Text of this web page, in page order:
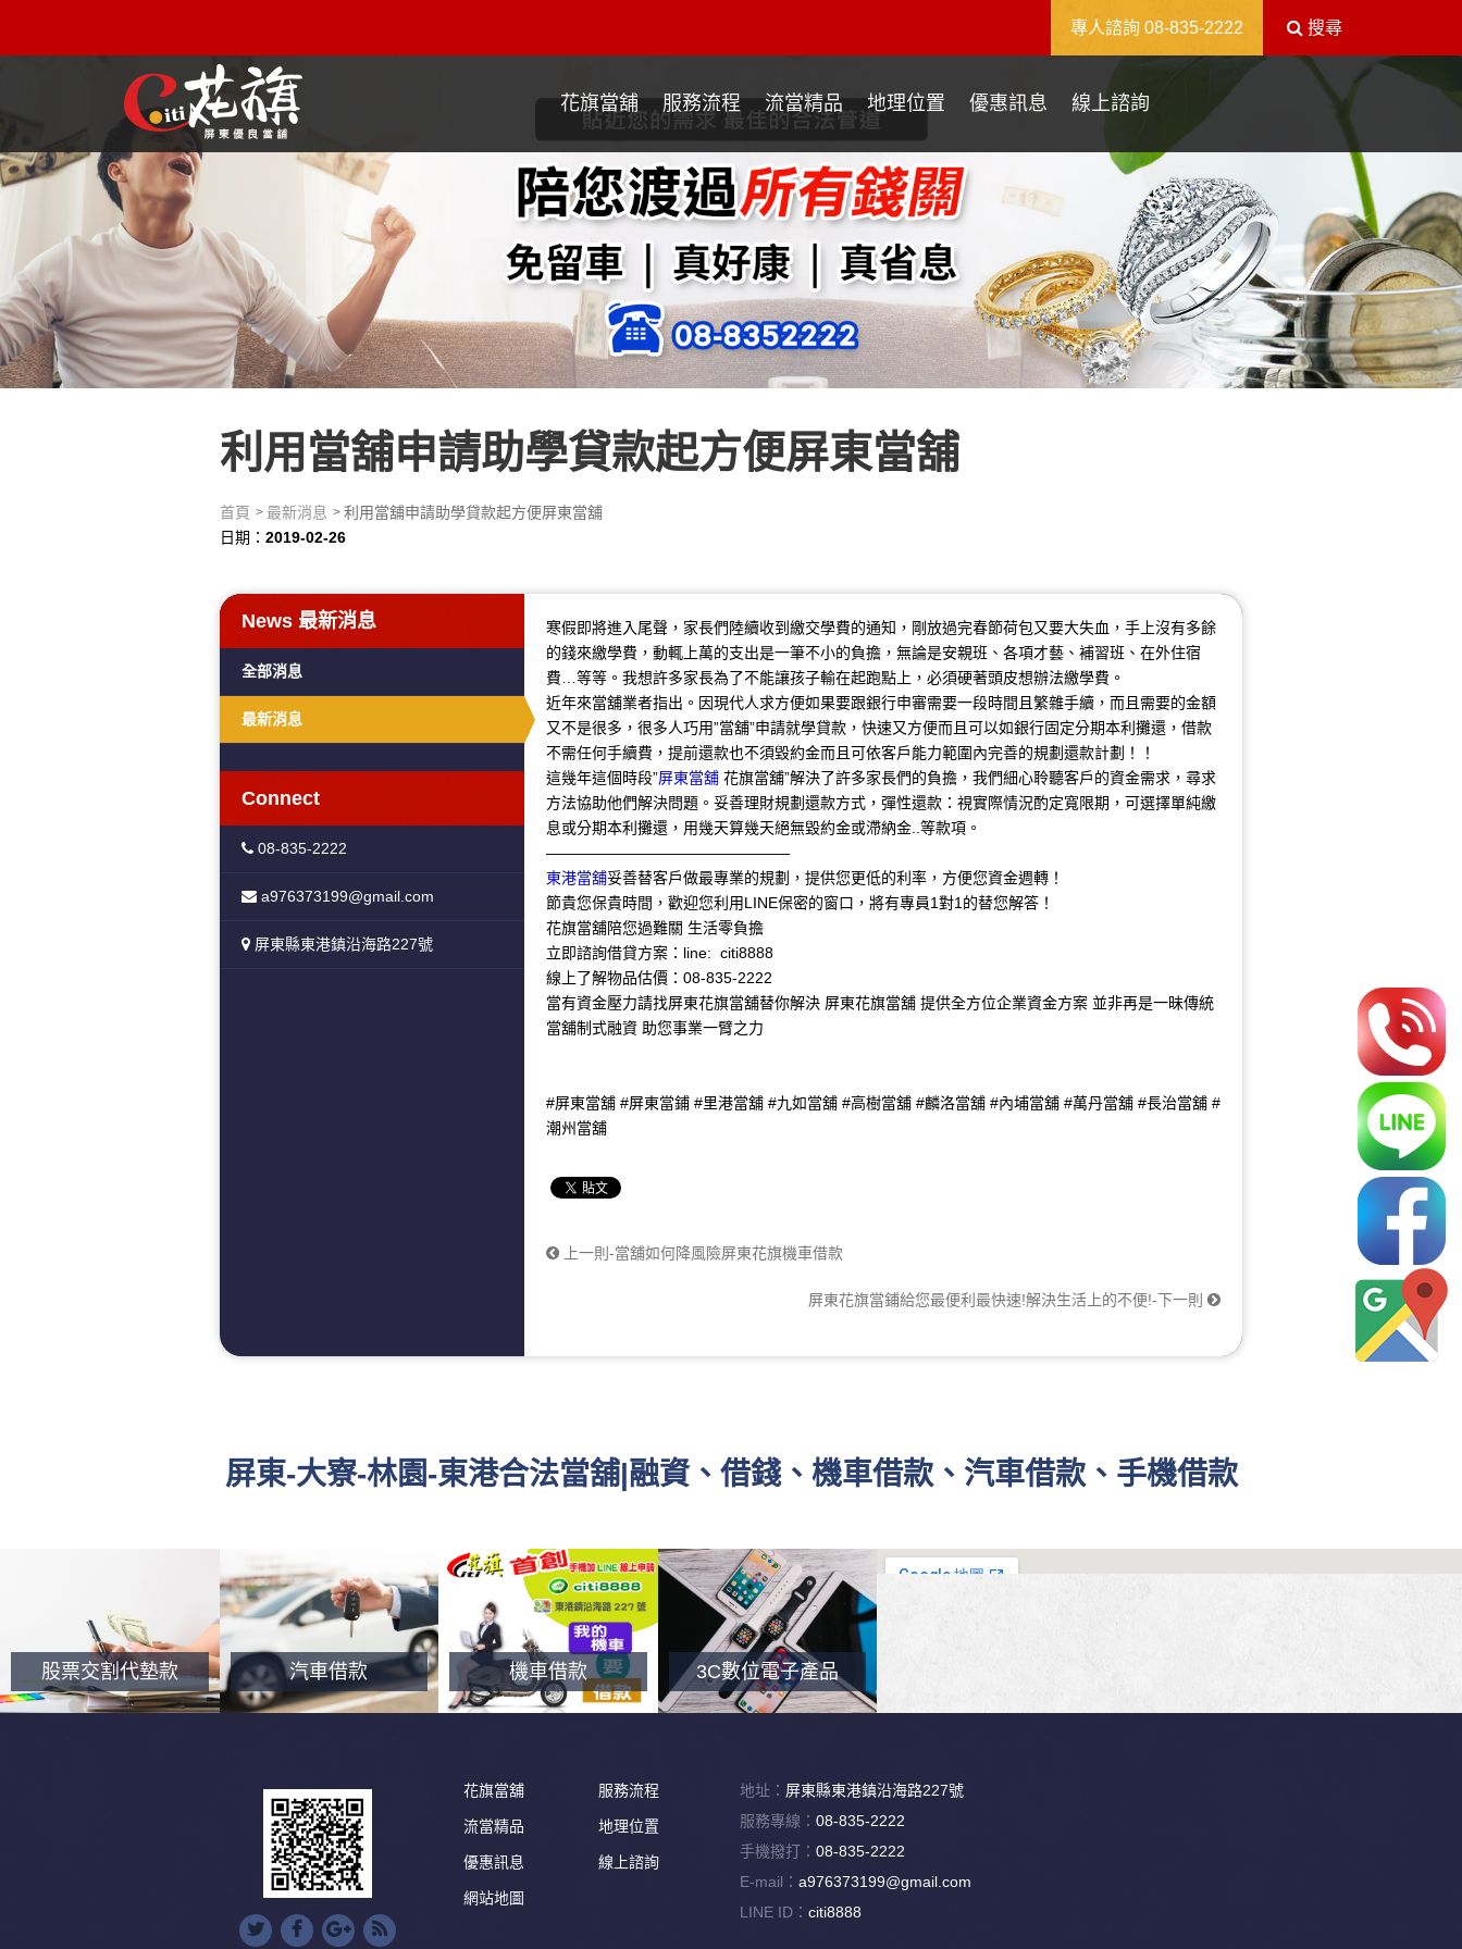
屏東機車借款解決您所有的借貸疑慮，完全了解、滿意再貸！
送出
專人諮詢 08-835-2222 搜尋
花旗當舖 服務流程 流當精品 地理位置 優惠訊息 線上諮詢
利用當舖申請助學貸款起方便屏東當舖
首頁 最新消息
利用當舖申請助學貸款起方便屏東當舖
日期： 2019-02-26
News 最新消息
全部消息
最新消息
Connect
08-835-2222
a976373199@gmail.com
屏東縣東港鎮沿海路227號
寒假即將進入尾聲，家長們陸續收到繳交學費的通知，剛放過完春節荷包又要大失血，手上沒有多餘
的錢來繳學費，動輒上萬的支出是一筆不小的負擔，無論是安親班、各項才藝、補習班、在外住宿
費…等等。我想許多家長為了不能讓孩子輸在起跑點上，必須硬著頭皮想辦法繳學費。
近年來當舖業者指出。因現代人求方便如果要跟銀行申審需要一段時間且繁雜手續，而且需要的金額
又不是很多，很多人巧用”當舖”申請就學貸款，快速又方便而且可以如銀行固定分期本利攤還，借款
不需任何手續費，提前還款也不須毀約金而且可依客戶能力範圍內完善的規劃還款計劃！！
這幾年這個時段”屏東當舖 花旗當舖”解決了許多家長們的負擔，我們細心聆聽客戶的資金需求，尋求
方法協助他們解決問題。妥善理財規劃還款方式，彈性還款：視實際情況酌定寬限期，可選擇單純繳
息或分期本利攤還，用幾天算幾天絕無毀約金或滯納金..等款項。
————————————————
東港當舖妥善替客戶做最專業的規劃，提供您更低的利率，方便您資金週轉！
節貴您保貴時間，歡迎您利用LINE保密的窗口，將有專員1對1的替您解答！
花旗當舖陪您過難關 生活零負擔
立即諮詢借貸方案：line: citi8888
線上了解物品估價：08-835-2222
當有資金壓力請找屏東花旗當舖替你解決 屏東花旗當舖 提供全方位企業資金方案 並非再是一昧傳統
當舖制式融資 助您事業一臂之力
#屏東當舖 #屏東當鋪 #里港當舖 #九如當舖 #高樹當舖 #麟洛當舖 #內埔當舖 #萬丹當舖 #長治當舖 #
潮州當舖
上一則-當舖如何降風險屏東花旗機車借款
屏東花旗當鋪給您最便利最快速!解決生活上的不便!-下一則
屏東-大寮-林園-東港合法當舖|融資、借錢、機車借款、汽車借款、手機借款
股票交割代墊款 汽車借款 機車借款 3C數位電子產品
花旗當舖 服務流程
流當精品 地理位置
優惠訊息 線上諮詢
網站地圖
地址： 屏東縣東港鎮沿海路227號
服務專線： 08-835-2222
手機撥打： 08-835-2222
E-mail： a976373199@gmail.com
LINE ID： citi8888